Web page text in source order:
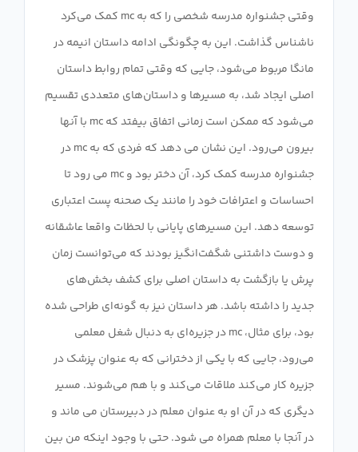
وقتی جشنواره مدرسه شخصی را که به mc کمک می‌کرد
ناشناس گذاشت. این به چگونگی ادامه داستان انیمه در
مانگا مربوط می‌شود، جایی که وقتی تمام روابط داستان
اصلی ایجاد شد، به مسیرها و داستان‌های متعددی تقسیم
می‌شود که ممکن است زمانی اتفاق بیفتد که mc با آنها
بیرون می‌رود. این نشان می دهد که فردی که به mc در
جشنواره مدرسه کمک کرد، آن دختر بود و mc می رود تا
احساسات و اعترافات خود را مانند یک صحنه پست اعتباری
توسعه دهد. این مسیرهای پایانی با لحظات واقعا عاشقانه
و دوست داشتنی شگفت‌انگیز بودند که می‌توانست زمان
پرش یا بازگشت به داستان اصلی برای کشف بخش‌های
جدید را داشته باشد. هر داستان نیز به گونه‌ای طراحی شده
بود، برای مثال، mc در جزیره‌ای به دنبال شغل معلمی
می‌رود، جایی که با یکی از دخترانی که به عنوان پزشک در
جزیره کار می‌کند ملاقات می‌کند و با هم می‌شوند. مسیر
دیگری که در آن او به عنوان معلم در دبیرستان می ماند و
در آنجا با معلم همراه می شود. حتی با وجود اینکه من بین